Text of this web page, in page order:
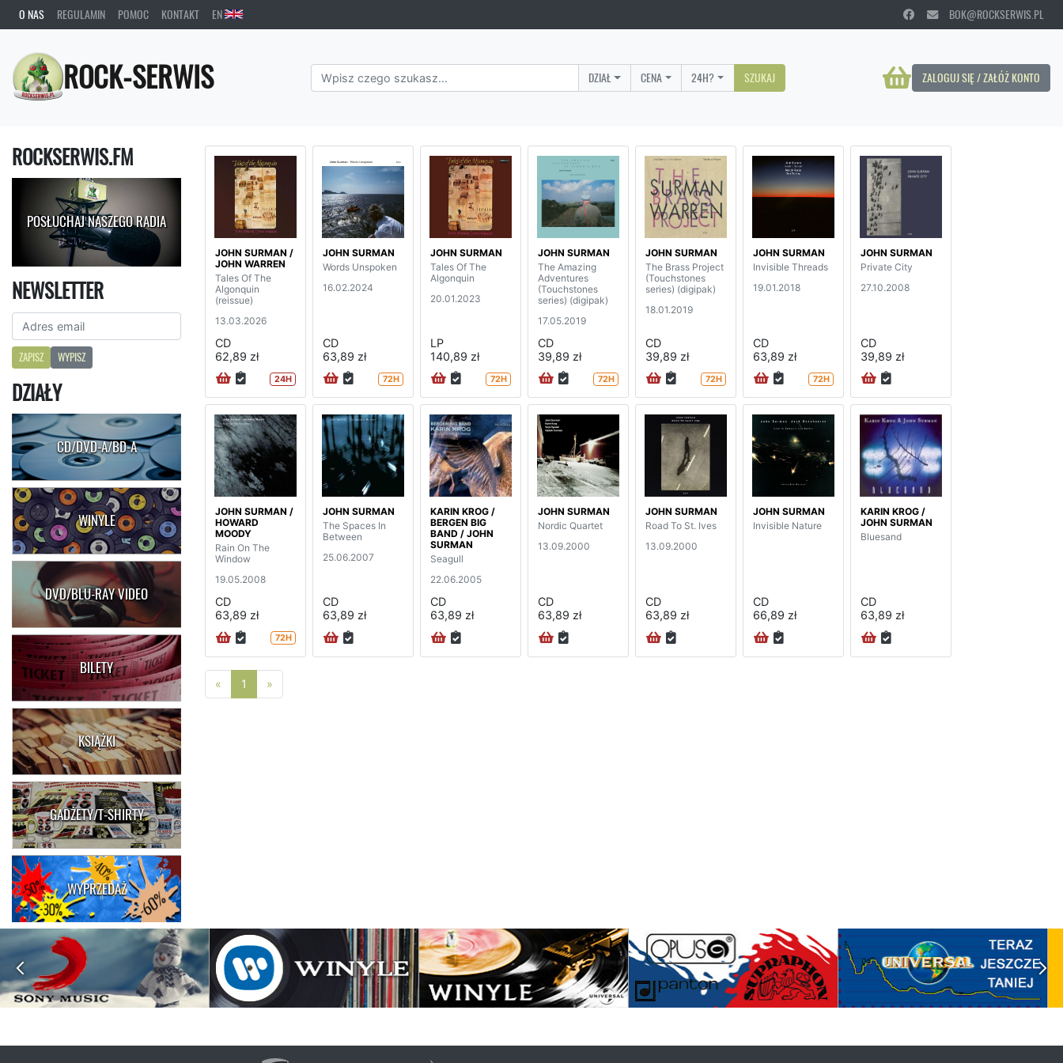
O NAS REGULAMIN POMOC KONTAKT EN BOK@ROCKSERWIS.PL
ROCK-SERWIS ZALOGUJ SIĘ / ZAŁÓŻ KONTO
DZIAŁ CENA 24H? SZUKAJ
ROCKSERWIS.FM
POSŁUCHAJ NASZEGO RADIA
NEWSLETTER
ZAPISZ WYPISZ
DZIAŁY
CD/DVD-A/BD-A
WINYLE
DVD/BLU-RAY VIDEO
BILETY
KSIĄŻKI
GADŻETY/T-SHIRTY
WYPRZEDAŻ
JOHN SURMAN /
JOHN WARREN
Tales Of The
Algonquin
(reissue)
13.03.2026
CD
62,89 zł
24H
JOHN SURMAN
Words Unspoken
16.02.2024
CD
63,89 zł
72H
JOHN SURMAN
Tales Of The
Algonquin
20.01.2023
LP
140,89 zł
72H
JOHN SURMAN
The Amazing
Adventures
(Touchstones
series) (digipak)
17.05.2019
CD
39,89 zł
72H
JOHN SURMAN
The Brass Project
(Touchstones
series) (digipak)
18.01.2019
CD
39,89 zł
72H
JOHN SURMAN
Invisible Threads
19.01.2018
CD
63,89 zł
72H
JOHN SURMAN
Private City
27.10.2008
CD
39,89 zł
JOHN SURMAN /
HOWARD
MOODY
Rain On The
Window
19.05.2008
CD
63,89 zł
72H
JOHN SURMAN
The Spaces In
Between
25.06.2007
CD
63,89 zł
KARIN KROG /
BERGEN BIG
BAND / JOHN
SURMAN
Seagull
22.06.2005
CD
63,89 zł
JOHN SURMAN
Nordic Quartet
13.09.2000
CD
63,89 zł
JOHN SURMAN
Road To St. Ives
13.09.2000
CD
63,89 zł
JOHN SURMAN
Invisible Nature
CD
66,89 zł
KARIN KROG /
JOHN SURMAN
Bluesand
CD
63,89 zł
« Poprzednia strona
1 »